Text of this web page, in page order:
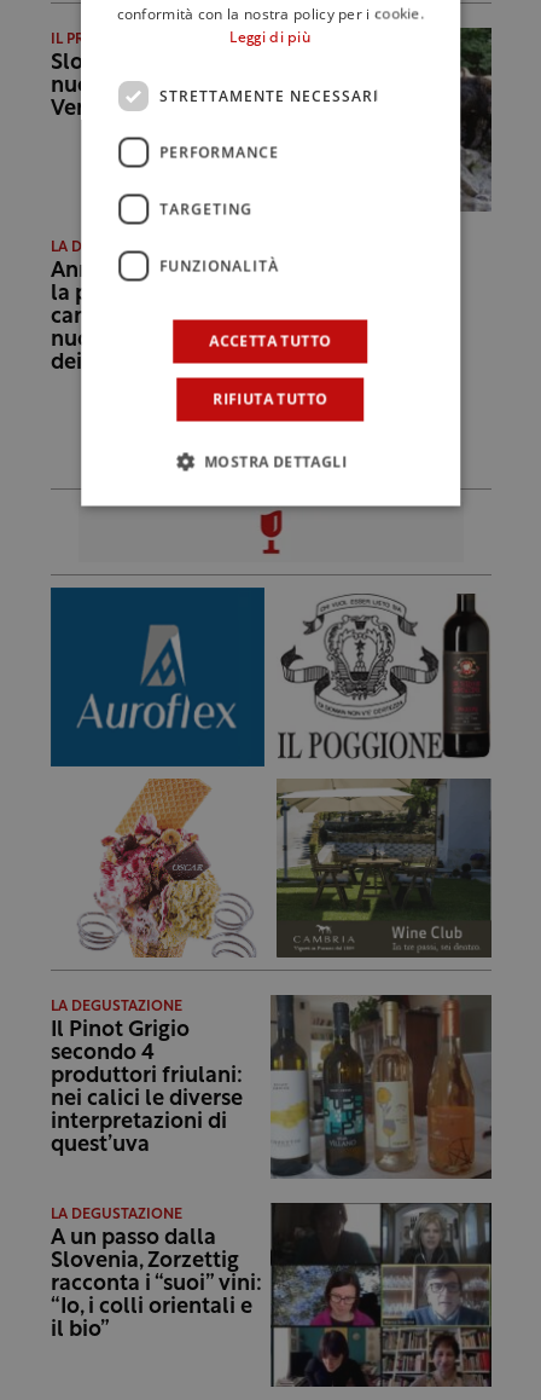
IL PRODOTTO
Slow Food, poker di
nuovi presìdi in Friuli
Venezia Giulia
LA DEGUSTAZIONE
Annalisa Zorzettig e
la pazienza in
cantina: esce la
nuova linea “Myò”
dei vigneti di Spessa
LA DEGUSTAZIONE
Il Pinot Grigio
secondo 4
produttori friulani:
nei calici le diverse
interpretazioni di
quest’uva
LA DEGUSTAZIONE
A un passo dalla
Slovenia, Zorzettig
racconta i “suoi” vini:
“Io, i colli orientali e
il bio”
conformità con la nostra policy per i cookie.
Leggi di più
STRETTAMENTE NECESSARI
PERFORMANCE
TARGETING
FUNZIONALITÀ
ACCETTA TUTTO
RIFIUTA TUTTO
MOSTRA DETTAGLI